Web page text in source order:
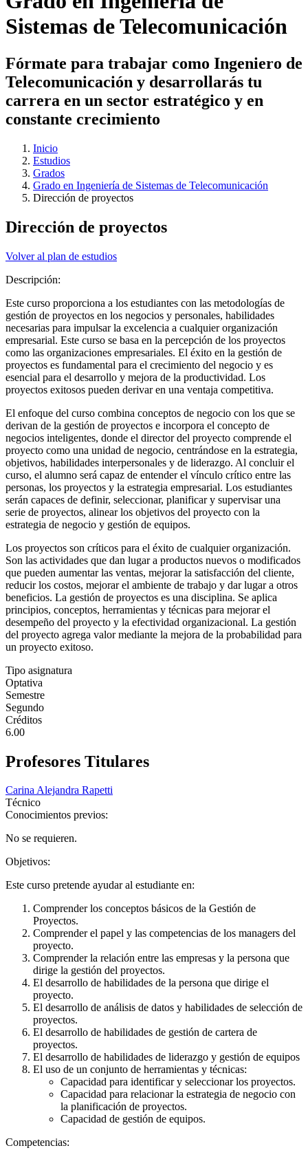
Sistemas de Telecomunicación
Fórmate para trabajar como Ingeniero de
Telecomunicación y desarrollarás tu
carrera en un sector estratégico y en
constante crecimiento
Inicio
Estudios
Grados
Grado en Ingeniería de Sistemas de Telecomunicación
Dirección de proyectos
Dirección de proyectos
Volver al plan de estudios
Descripción:
Este curso proporciona a los estudiantes con las metodologías de
gestión de proyectos en los negocios y personales, habilidades
necesarias para impulsar la excelencia a cualquier organización
empresarial. Este curso se basa en la percepción de los proyectos
como las organizaciones empresariales. El éxito en la gestión de
proyectos es fundamental para el crecimiento del negocio y es
esencial para el desarrollo y mejora de la productividad. Los
proyectos exitosos pueden derivar en una ventaja competitiva.
El enfoque del curso combina conceptos de negocio con los que se
derivan de la gestión de proyectos e incorpora el concepto de
negocios inteligentes, donde el director del proyecto comprende el
proyecto como una unidad de negocio, centrándose en la estrategia,
objetivos, habilidades interpersonales y de liderazgo. Al concluir el
curso, el alumno será capaz de entender el vínculo crítico entre las
personas, los proyectos y la estrategia empresarial. Los estudiantes
serán capaces de definir, seleccionar, planificar y supervisar una
serie de proyectos, alinear los objetivos del proyecto con la
estrategia de negocio y gestión de equipos.
Los proyectos son críticos para el éxito de cualquier organización.
Son las actividades que dan lugar a productos nuevos o modificados
que pueden aumentar las ventas, mejorar la satisfacción del cliente,
reducir los costos, mejorar el ambiente de trabajo y dar lugar a otros
beneficios. La gestión de proyectos es una disciplina. Se aplica
principios, conceptos, herramientas y técnicas para mejorar el
desempeño del proyecto y la efectividad organizacional. La gestión
del proyecto agrega valor mediante la mejora de la probabilidad para
un proyecto exitoso.
Tipo asignatura
Optativa
Semestre
Segundo
Créditos
6.00
Profesores Titulares
Carina Alejandra Rapetti
Técnico
Conocimientos previos:
No se requieren.
Objetivos:
Este curso pretende ayudar al estudiante en:
Comprender los conceptos básicos de la Gestión de
Proyectos.
Comprender el papel y las competencias de los managers del
proyecto.
Comprender la relación entre las empresas y la persona que
dirige la gestión del proyectos.
El desarrollo de habilidades de la persona que dirige el
proyecto.
El desarrollo de análisis de datos y habilidades de selección de
proyectos.
El desarrollo de habilidades de gestión de cartera de
proyectos.
El desarrollo de habilidades de liderazgo y gestión de equipos
El uso de un conjunto de herramientas y técnicas:
Capacidad para identificar y seleccionar los proyectos.
Capacidad para relacionar la estrategia de negocio con
la planificación de proyectos.
Capacidad de gestión de equipos.
Competencias: